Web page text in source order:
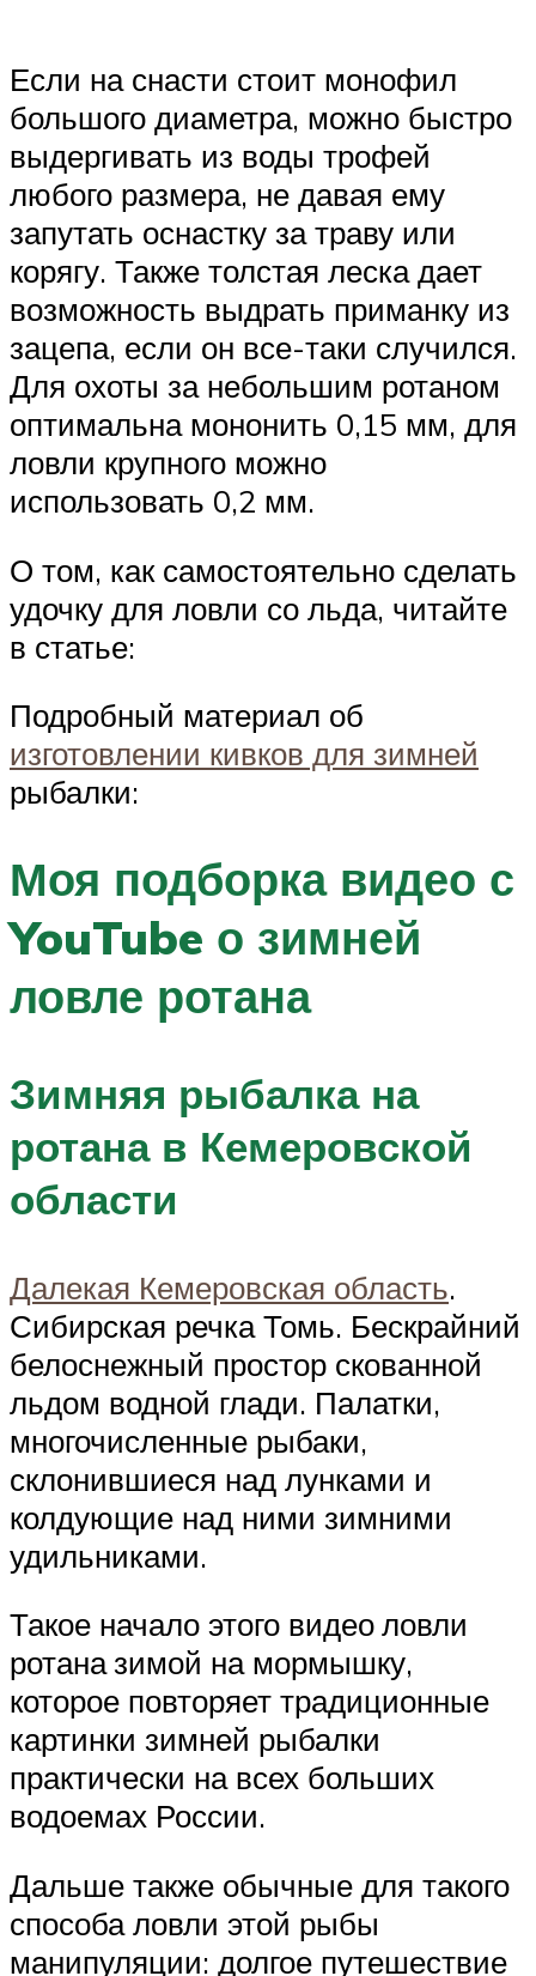
Если на снасти стоит монофил
большого диаметра, можно быстро
выдергивать из воды трофей
любого размера, не давая ему
запутать оснастку за траву или
корягу. Также толстая леска дает
возможность выдрать приманку из
зацепа, если он все-таки случился.
Для охоты за небольшим ротаном
оптимальна мононить 0,15 мм, для
ловли крупного можно
использовать 0,2 мм.
О том, как самостоятельно сделать
удочку для ловли со льда, читайте
в статье:
Подробный материал об
изготовлении кивков для зимней
рыбалки:
Моя подборка видео с
YouTube о зимней
ловле ротана
Зимняя рыбалка на
ротана в Кемеровской
области
Далекая Кемеровская область.
Сибирская речка Томь. Бескрайний
белоснежный простор скованной
льдом водной глади. Палатки,
многочисленные рыбаки,
склонившиеся над лунками и
колдующие над ними зимними
удильниками.
Такое начало этого видео ловли
ротана зимой на мормышку,
которое повторяет традиционные
картинки зимней рыбалки
практически на всех больших
водоемах России.
Дальше также обычные для такого
способа ловли этой рыбы
манипуляции: долгое путешествие